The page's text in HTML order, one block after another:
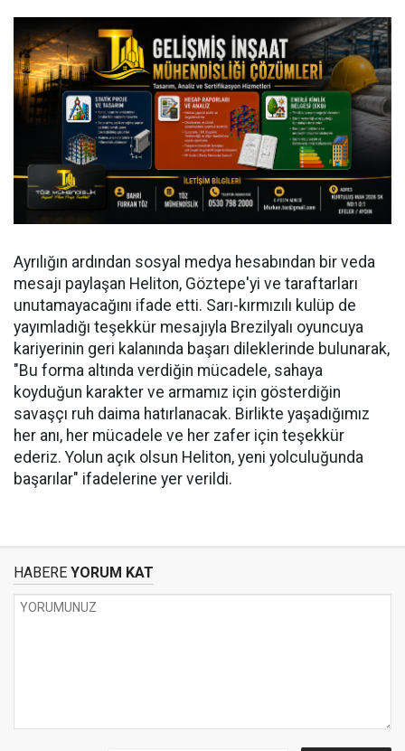
Ayrılığın ardından sosyal medya hesabından bir veda
mesajı paylaşan Heliton, Göztepe'yi ve taraftarları
unutamayacağını ifade etti. Sarı-kırmızılı kulüp de
yayımladığı teşekkür mesajıyla Brezilyalı oyuncuya
kariyerinin geri kalanında başarı dileklerinde bulunarak,
"Bu forma altında verdiğin mücadele, sahaya
koyduğun karakter ve armamız için gösterdiğin
savaşçı ruh daima hatırlanacak. Birlikte yaşadığımız
her anı, her mücadele ve her zafer için teşekkür
ederiz. Yolun açık olsun Heliton, yeni yolculuğunda
başarılar" ifadelerine yer verildi.
HABERE YORUM KAT